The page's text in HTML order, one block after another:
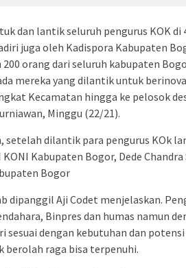
dan lantik seluruh pengurus KOK di
juga oleh Kadispora Kabupaten
orang dari seluruh kabupaten
mereka yang dilantik untuk
Kecamatan hingga ke pelosok
Minggu (22/21).
setelah dilantik para pengurus KOk
Kabupaten Bogor, Dede
Bogor
dipanggil Aji Codet menjelaskan.
Binpres dan humas namun
dengan kebutuhan dan potensi
berolah raga bisa terpenuhi.